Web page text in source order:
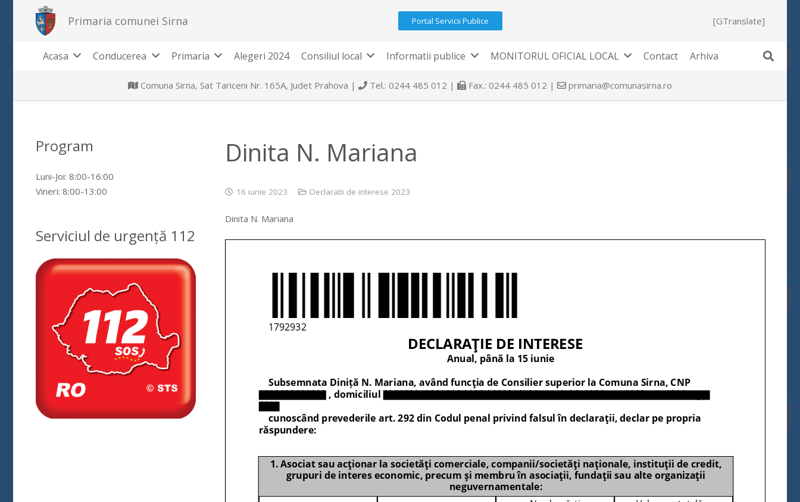
Primaria comunei Sirna Portal Servicii Publice [GTranslate]
Acasa Conducerea Primaria Alegeri 2024 Consiliul local Informatii publice MONITORUL OFICIAL LOCAL Contact Arhiva
Comuna Sirna, Sat Tariceni Nr. 165A, Judet Prahova | Tel.: 0244 485 012 | Fax.: 0244 485 012 | primaria@comunasirna.ro
Dinita N. Mariana
16 iunie 2023 Declaratii de interese 2023
Dinita N. Mariana
Program
Luni-Joi: 8:00-16:00
Vineri: 8:00-13:00
Serviciul de urgență 112